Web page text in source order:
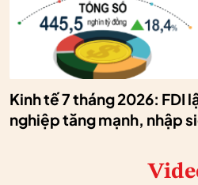
Kinh tế 7 tháng 2026: FDI
nghiệp tăng mạnh, nhập